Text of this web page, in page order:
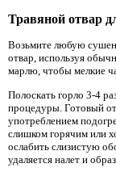
Травяной отвар
Возьмите любую
отвар, используя
марлю, чтобы мелкие
Полоскать горло 3-4
процедуры. Готовый
употреблением
слишком горячим или
ослабить слизистую
удаляется налет и